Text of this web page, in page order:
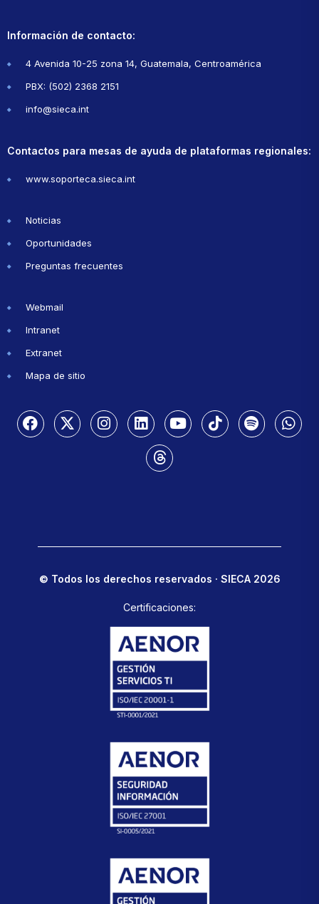
Información de contacto:
4 Avenida 10-25 zona 14, Guatemala, Centroamérica
PBX: (502) 2368 2151
info@sieca.int
Contactos para mesas de ayuda de plataformas regionales:
www.soporteca.sieca.int
Noticias
Oportunidades
Preguntas frecuentes
Webmail
Intranet
Extranet
Mapa de sitio
© Todos los derechos reservados · SIECA 2026
Certificaciones: